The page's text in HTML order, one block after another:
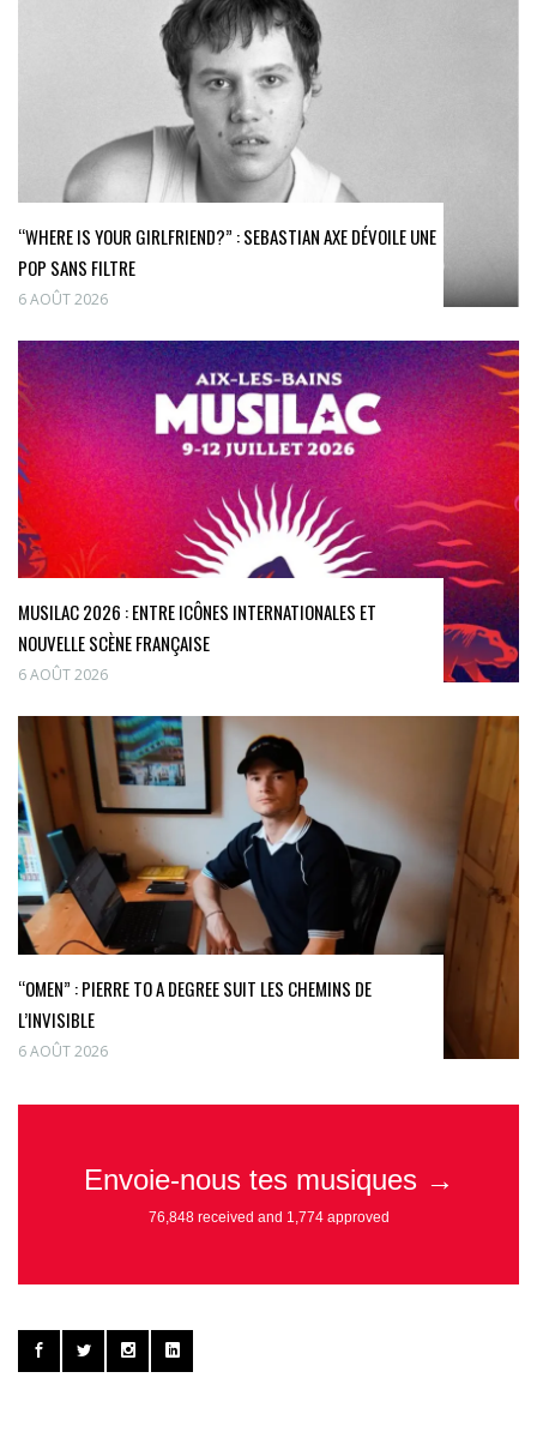
“WHERE IS YOUR GIRLFRIEND?” : SEBASTIAN AXE DÉVOILE UNE
POP SANS FILTRE
6 AOÛT 2026
MUSILAC 2026 : ENTRE ICÔNES INTERNATIONALES ET
NOUVELLE SCÈNE FRANÇAISE
6 AOÛT 2026
“OMEN” : PIERRE TO A DEGREE SUIT LES CHEMINS DE
L’INVISIBLE
6 AOÛT 2026